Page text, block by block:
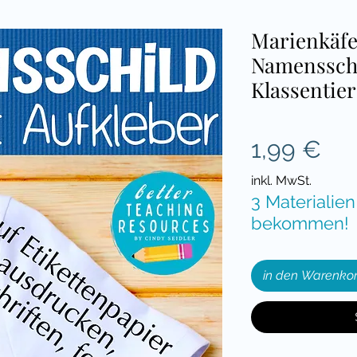
1,99 €
inkl. MwSt.
3
bekommen!
in den